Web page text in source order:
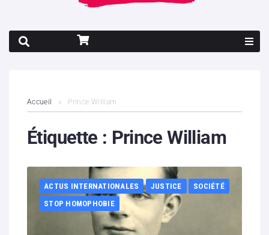
Contenus litigieux
Boutique
Accueil Prince William
Étiquette : Prince William
ACTUS INTERNATIONALES JUSTICE
SOCIÉTÉ
STOP HOMOPHOBIE